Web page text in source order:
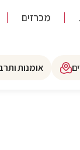
מכרזים
אומנות